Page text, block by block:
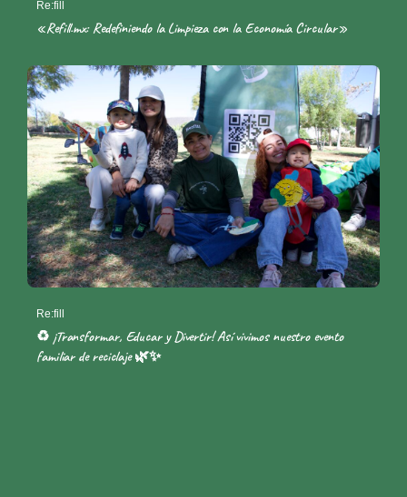
Re:fill
«Refill.mx: Redefiniendo la Limpieza con la Economía Circular»
Re:fill
♻️ ¡Transformar, Educar y Divertir! Así vivimos nuestro evento
familiar de reciclaje 🌿✨